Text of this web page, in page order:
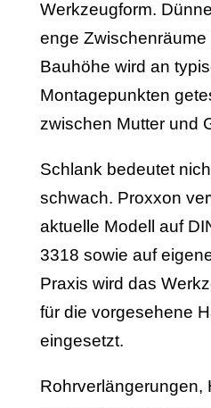
Werkzeugform.
enge Zwischenräume
Bauhöhe wird an
Montagepunkten
zwischen Mutter und
Schlank bedeutet
schwach. Proxxon
aktuelle Modell auf
3318 sowie auf
Praxis wird das
für die vorgesehene
eingesetzt.
Rohrverlängerungen,